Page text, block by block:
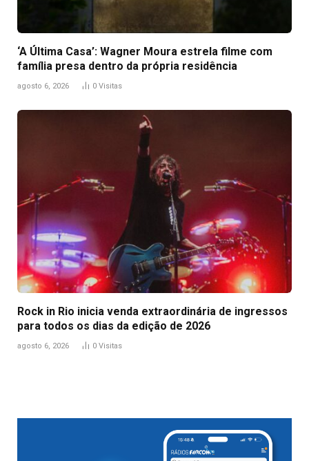
‘A Última Casa’: Wagner Moura estrela filme com
família presa dentro da própria residência
agosto 6, 2026 0 Visitas
Rock in Rio inicia venda extraordinária de ingressos
para todos os dias da edição de 2026
agosto 6, 2026 0 Visitas